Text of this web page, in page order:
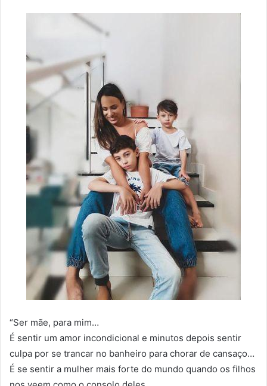
“Ser mãe, para mim…
É sentir um amor incondicional e minutos depois sentir
culpa por se trancar no banheiro para chorar de cansaço…
É se sentir a mulher mais forte do mundo quando os filhos